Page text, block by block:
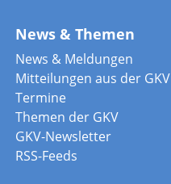
News & Themen
News & Meldungen
Mitteilungen aus der GKV
Termine
Themen der GKV
GKV-Newsletter
RSS-Feeds